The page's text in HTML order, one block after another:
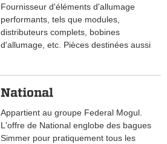
Fournisseur d'éléments d'allumage
performants, tels que modules,
distributeurs complets, bobines
d'allumage, etc. Pièces destinées aussi
National
Appartient au groupe Federal Mogul.
L'offre de National englobe des bagues
Simmer pour pratiquement tous les